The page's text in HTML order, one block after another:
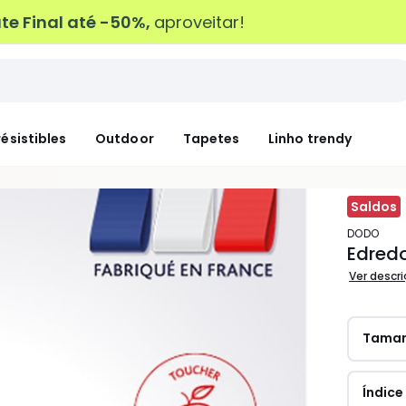
Final até -50%, aproveitar!
Outdoor Tapetes Linho trendy
Saldos
DODO
Ver